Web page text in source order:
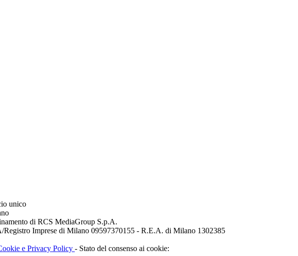
unico
di RCS MediaGroup S.p.A.
Registro Imprese di Milano 09597370155 - R.E.A. di Milano 1302385
e Privacy Policy - Stato del consenso ai cookie: